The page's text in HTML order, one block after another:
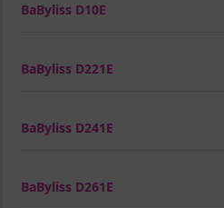
BaByliss D10E
BaByliss D221E
BaByliss D241E
BaByliss D261E